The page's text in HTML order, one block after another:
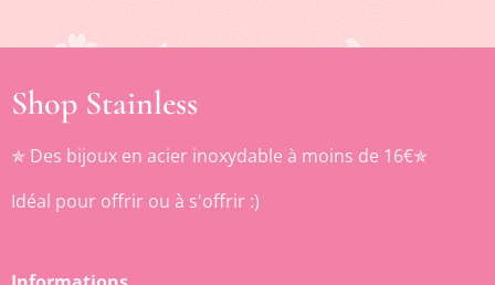
Shop Stainless
✯ Des bijoux en acier inoxydable à moins de 16€✯
Idéal pour offrir ou à s'offrir :)